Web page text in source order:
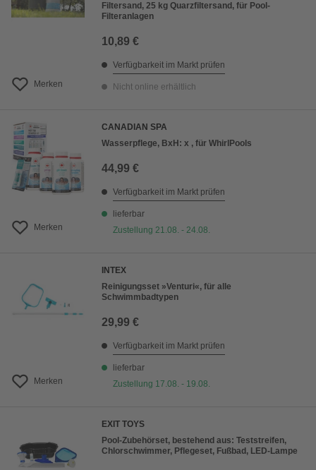
Merken
Filtersand, 25 kg Quarzfiltersand, für Pool-
Filteranlagen
10,89 €
Verfügbarkeit im Markt prüfen
Nicht online erhältlich
Merken
CANADIAN SPA
Wasserpflege, BxH: x , für WhirlPools
44,99 €
Verfügbarkeit im Markt prüfen
lieferbar
Zustellung 21.08. - 24.08.
Merken
INTEX
Reinigungsset »Venturi«, für alle
Schwimmbadtypen
29,99 €
Verfügbarkeit im Markt prüfen
lieferbar
Zustellung 17.08. - 19.08.
EXIT TOYS
Pool-Zubehörset, bestehend aus: Teststreifen,
Chlorschwimmer, Pflegeset, Fußbad, LED-Lampe